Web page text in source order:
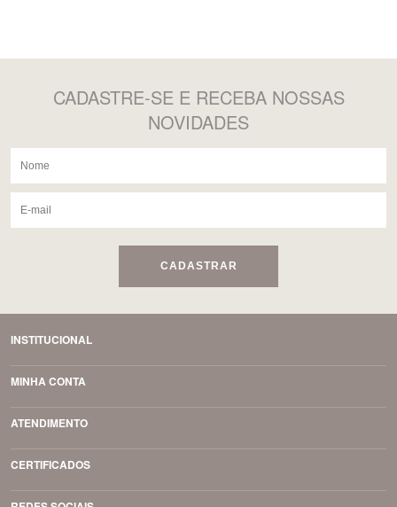
CADASTRE-SE E RECEBA NOSSAS
NOVIDADES
CADASTRAR
INSTITUCIONAL
MINHA CONTA
ATENDIMENTO
CERTIFICADOS